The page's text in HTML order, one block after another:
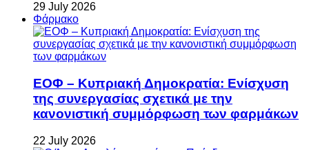
29 July 2026
Φάρμακο
ΕΟΦ – Κυπριακή Δημοκρατία: Ενίσχυση
της συνεργασίας σχετικά με την
κανονιστική συμμόρφωση των φαρμάκων
22 July 2026